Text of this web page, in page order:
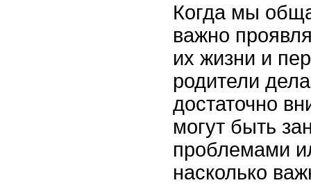
Когда мы
важно
их жизни и
родители
достаточно
могут быть
проблемами
насколько